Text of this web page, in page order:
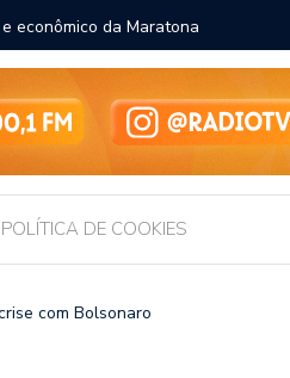
econômico da Maratona
POLÍTICA DE COOKIES
com Bolsonaro